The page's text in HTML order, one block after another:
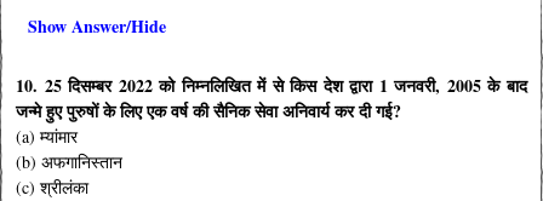
Show Answer/Hide
10. 25 दिसम्बर 2022 को निम्नलिखित में से किस देश द्वारा 1 जनवरी, 2005 के बाद
जन्मे हुए पुरुषों के लिए एक वर्ष की सैनिक सेवा अनिवार्य कर दी गई?
(a) म्यांमार
(b) अफगानिस्तान
(c) श्रीलंका